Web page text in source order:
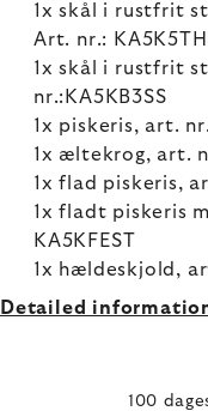
1x skål i rustfrit
Art. nr.:
1x skål i rustfrit
nr.:KA5KB3SS
1x piskeris, art.
1x æltekrog, art.
1x flad piskeris,
1x fladt piskeris
KA5KFEST
1x hældeskjold,
Detailed
100